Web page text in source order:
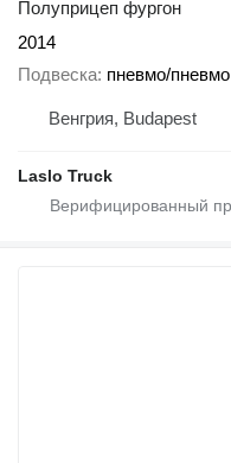
Полуприцеп фургон
2014
Подвеска пневмо/пневмо
Венгрия, Budapest
Laslo Truck